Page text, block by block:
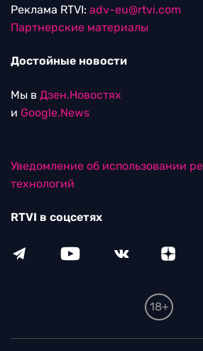
Реклама RTVI: adv-eu@rtvi.com
Партнерские материалы
Достойные новости
Мы в Дзен.Новостях
и Google.News
Уведомление об использовании
технологий
RTVI в соцсетях
18+